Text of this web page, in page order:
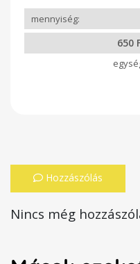
650
Hozzászólás
Nincs még